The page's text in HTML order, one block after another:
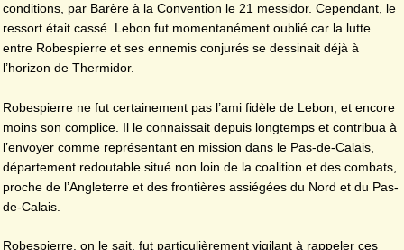
conditions, par Barère à la Convention le 21 messidor. Cependant, le
ressort était cassé. Lebon fut momentanément oublié car la lutte
entre Robespierre et ses ennemis conjurés se dessinait déjà à
l’horizon de Thermidor.
Robespierre ne fut certainement pas l’ami fidèle de Lebon, et encore
moins son complice. Il le connaissait depuis longtemps et contribua à
l’envoyer comme représentant en mission dans le Pas-de-Calais,
département redoutable situé non loin de la coalition et des combats,
proche de l’Angleterre et des frontières assiégées du Nord et du Pas-
de-Calais.
Robespierre, on le sait, fut particulièrement vigilant à rappeler ces